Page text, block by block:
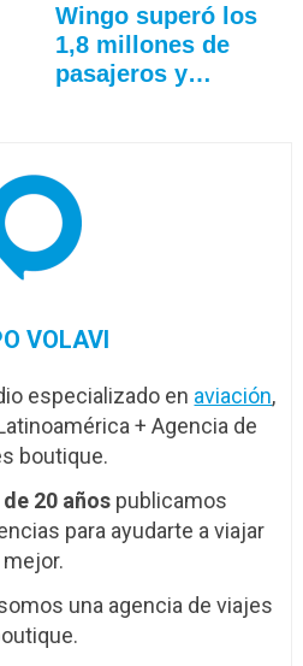
Wingo superó los
1,8 millones de
pasajeros y
VOLAVI
especializado en aviación,
+ Agencia de
boutique.
20 años publicamos
para ayudarte a viajar
mejor.
una agencia de viajes